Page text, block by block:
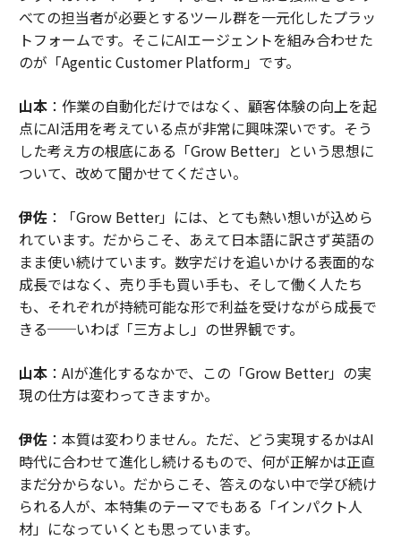
べての担当者が必要とするツール群を一元化したプラッ
トフォームです。そこにAIエージェントを組み合わせた
のが「Agentic Customer Platform」です。
山本：作業の自動化だけではなく、顧客体験の向上を起
点にAI活用を考えている点が非常に興味深いです。そう
した考え方の根底にある「Grow Better」という思想に
ついて、改めて聞かせてください。
伊佐：「Grow Better」には、とても熱い想いが込めら
れています。だからこそ、あえて日本語に訳さず英語の
まま使い続けています。数字だけを追いかける表面的な
成長ではなく、売り手も買い手も、そして働く人たち
も、それぞれが持続可能な形で利益を受けながら成長で
きる──いわば「三方よし」の世界観です。
山本：AIが進化するなかで、この「Grow Better」の実
現の仕方は変わってきますか。
伊佐：本質は変わりません。ただ、どう実現するかはAI
時代に合わせて進化し続けるもので、何が正解かは正直
まだ分からない。だからこそ、答えのない中で学び続け
られる人が、本特集のテーマでもある「インパクト人
材」になっていくとも思っています。